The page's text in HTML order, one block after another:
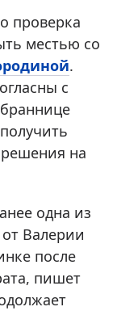
проверка
местью со
.
с
на
одна из
Валерии
после
пишет